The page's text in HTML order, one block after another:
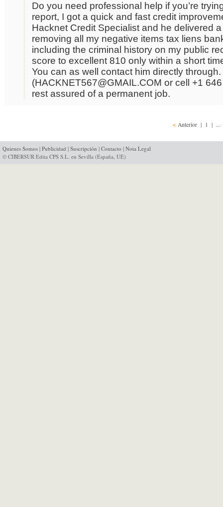
Do you need professional help if you’re
report, I got a quick and fast credit
Hacknet Credit Specialist and he delivered
removing all my negative items tax liens
including the criminal history on my public
score to excellent 810 only within a short
You can as well contact him directly through.
(HACKNET567@GMAIL.COM or cell +1
rest assured of a permanent job.
< Anterior | 1 |
Quienes Somos | Publicidad | Suscripción | Contacto | Nota Legal
© CIBERSUR Edita CPS S.L. en Sevilla (España, UE)